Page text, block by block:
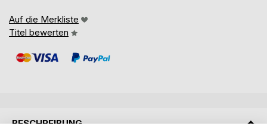
Auf die Merkliste
Titel bewerten
BESCHREIBUNG